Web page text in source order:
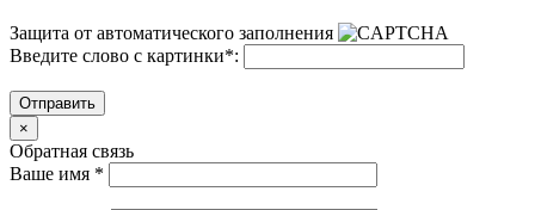
Защита от автоматического заполнения
Введите слово с картинки*:
Отправить
×
Обратная связь
Ваше имя *